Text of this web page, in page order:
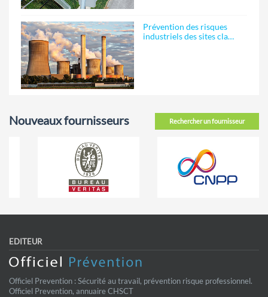
Prévention des risques
industriels des sites cla…
Rechercher un fournisseur
Nouveaux fournisseurs
EDITEUR
Officiel Prevention : Sécurité au travail, prévention risque professionnel.
Officiel Prevention, annuaire CHSCT